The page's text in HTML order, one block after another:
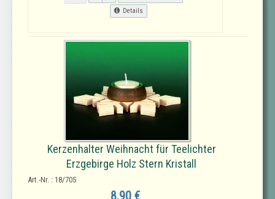
Details
Kerzenhalter Weihnacht für Teelichter
Erzgebirge Holz Stern Kristall
Art.-Nr. : 18/705
8,90 €